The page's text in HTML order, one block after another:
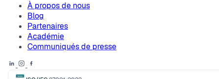
À propos de nous
Blog
Partenaires
Académie
Communiqués de presse